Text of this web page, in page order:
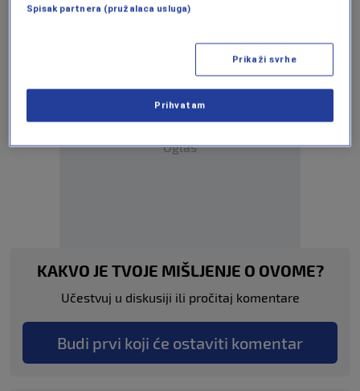
GRABOVICA MUP HNK SAOBRAĆAJNA NESREĆA
Oglas
KAKVO JE TVOJE MIŠLJENJE O OVOME?
Učestvuj u diskusiji ili pročitaj komentare
Budi prvi koji će ostaviti komentar
Spisak partnera (pružalaca usluga)
Prikaži svrhe
Prihvatam